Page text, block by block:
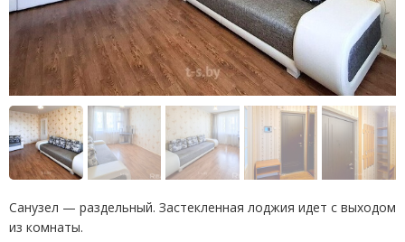
Санузел — раздельный. Застекленная лоджия идет с выходом
из комнаты.